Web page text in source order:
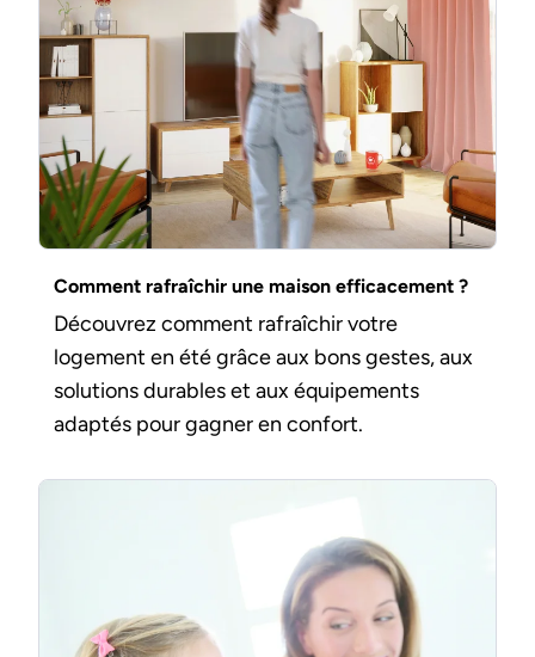
Comment rafraîchir une maison efficacement ?
Découvrez comment rafraîchir votre
logement en été grâce aux bons gestes, aux
solutions durables et aux équipements
adaptés pour gagner en confort.